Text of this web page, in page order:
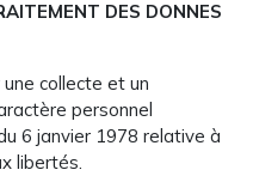
DES DONNES
collecte et un
personnel
6 janvier 1978 relative à
libertés.